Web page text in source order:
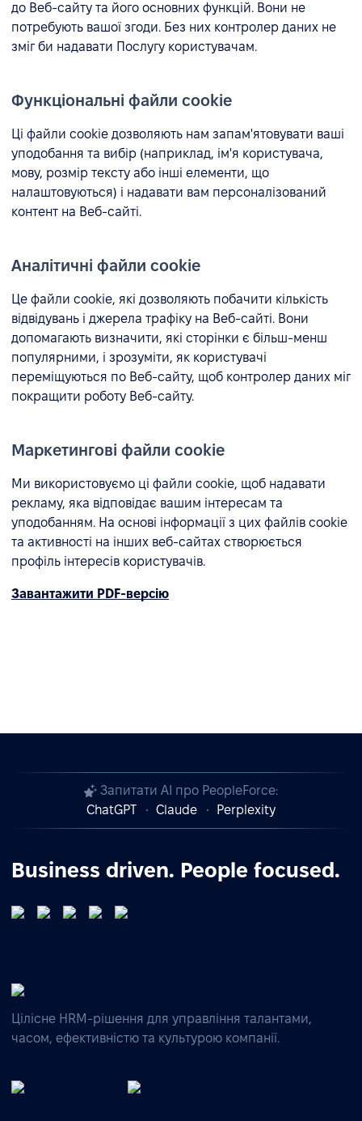
до Веб-сайту та його основних функцій. Вони не
потребують вашої згоди. Без них контролер даних не
зміг би надавати Послугу користувачам.
Функціональні файли cookie
Ці файли cookie дозволяють нам запам'ятовувати ваші
уподобання та вибір (наприклад, ім'я користувача,
мову, розмір тексту або інші елементи, що
налаштовуються) і надавати вам персоналізований
контент на Веб-сайті.
Аналітичні файли cookie
Це файли cookie, які дозволяють побачити кількість
відвідувань і джерела трафіку на Веб-сайті. Вони
допомагають визначити, які сторінки є більш-менш
популярними, і зрозуміти, як користувачі
переміщуються по Веб-сайту, щоб контролер даних міг
покращити роботу Веб-сайту.
Маркетингові файли cookie
Ми використовуємо ці файли cookie, щоб надавати
рекламу, яка відповідає вашим інтересам та
уподобанням. На основі інформації з цих файлів cookie
та активності на інших веб-сайтах створюється
профіль інтересів користувачів.
Завантажити PDF-версію
Запитати AI про PeopleForce:
ChatGPT
Claude Perplexity
Business driven. People focused.
Цілісне HRM-рішення для управління талантами,
часом, ефективністю та культурою компанії.